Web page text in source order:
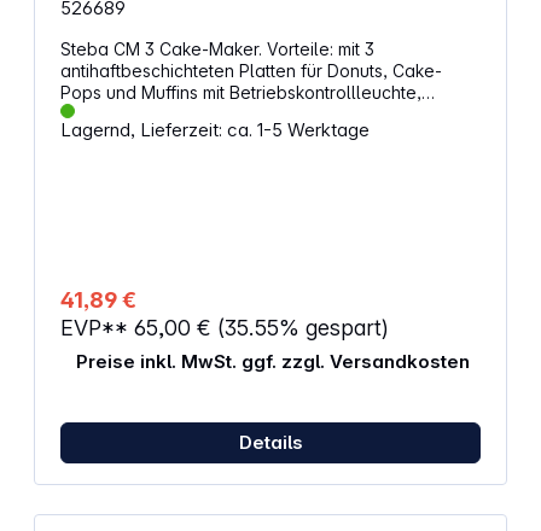
526689
Steba CM 3 Cake-Maker. Vorteile: mit 3
antihaftbeschichteten Platten für Donuts, Cake-
Pops und Muffins mit Betriebskontrollleuchte,
rutschfesten Gummifüßen und
Temperaturkontrollleuchte einfache Reinigung und
Lagernd, Lieferzeit: ca. 1-5 Werktage
41,89 €
EVP** 65,00 € (35.55% gespart)
Preise inkl. MwSt. ggf. zzgl. Versandkosten
Details